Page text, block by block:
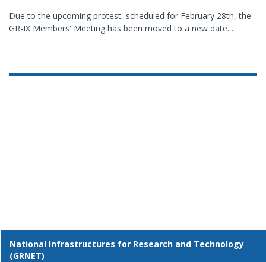
Due to the upcoming protest, scheduled for February 28th, the
GR-IX Members' Meeting has been moved to a new date.…
National Infrastructures for Research and Technology
(GRNET)